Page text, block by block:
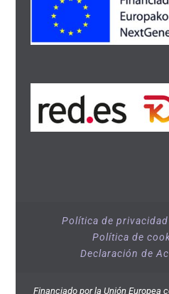
Política de privacidad
Política de
Declaración de
Financiado por la Unión Europea